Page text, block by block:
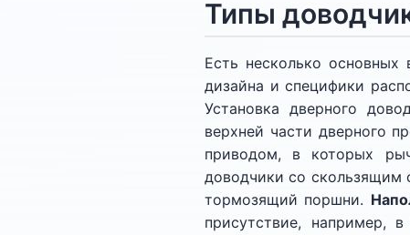
Типы
Есть несколько основных
дизайна и специфики
Установка дверного
верхней части дверного
приводом, в которых
доводчики со скользящим
тормозящий поршни.
присутствие, например,